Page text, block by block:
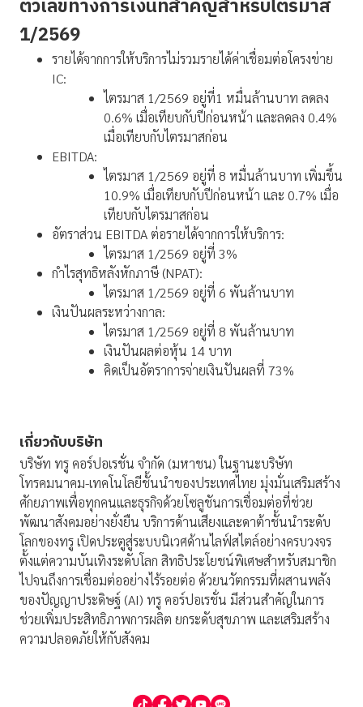
ตัวเลขทางการเงินที่สำคัญสำหรับไตรมาส
1/2569
รายได้จากการให้บริการไม่รวมรายได้ค่าเชื่อมต่อโครงข่าย
IC:
ไตรมาส 1/2569 อยู่ที่1 หมื่นล้านบาท ลดลง
0.6% เมื่อเทียบกับปีก่อนหน้า และลดลง 0.4%
เมื่อเทียบกับไตรมาสก่อน
EBITDA:
ไตรมาส 1/2569 อยู่ที่ 8 หมื่นล้านบาท เพิ่มขึ้น
10.9% เมื่อเทียบกับปีก่อนหน้า และ 0.7% เมื่อ
เทียบกับไตรมาสก่อน
อัตราส่วน EBITDA ต่อรายได้จากการให้บริการ:
ไตรมาส 1/2569 อยู่ที่ 3%
กำไรสุทธิหลังหักภาษี (NPAT):
ไตรมาส 1/2569 อยู่ที่ 6 พันล้านบาท
เงินปันผลระหว่างกาล:
ไตรมาส 1/2569 อยู่ที่ 8 พันล้านบาท
เงินปันผลต่อหุ้น 14 บาท
คิดเป็นอัตราการจ่ายเงินปันผลที่ 73%
เกี่ยวกับบริษัท
บริษัท ทรู คอร์ปอเรชั่น จำกัด (มหาชน) ในฐานะบริษัท
โทรคมนาคม-เทคโนโลยีชั้นนำของประเทศไทย มุ่งมั่นเสริมสร้าง
ศักยภาพเพื่อทุกคนและธุรกิจด้วยโซลูชันการเชื่อมต่อที่ช่วย
พัฒนาสังคมอย่างยั่งยืน บริการด้านเสียงและดาต้าชั้นนำระดับ
โลกของทรู เปิดประตูสู่ระบบนิเวศด้านไลฟ์สไตล์อย่างครบวงจร
ตั้งแต่ความบันเทิงระดับโลก สิทธิประโยชน์พิเศษสำหรับสมาชิก
ไปจนถึงการเชื่อมต่ออย่างไร้รอยต่อ ด้วยนวัตกรรมที่ผสานพลัง
ของปัญญาประดิษฐ์ (AI) ทรู คอร์ปอเรชั่น มีส่วนสำคัญในการ
ช่วยเพิ่มประสิทธิภาพการผลิต ยกระดับสุขภาพ และเสริมสร้าง
ความปลอดภัยให้กับสังคม